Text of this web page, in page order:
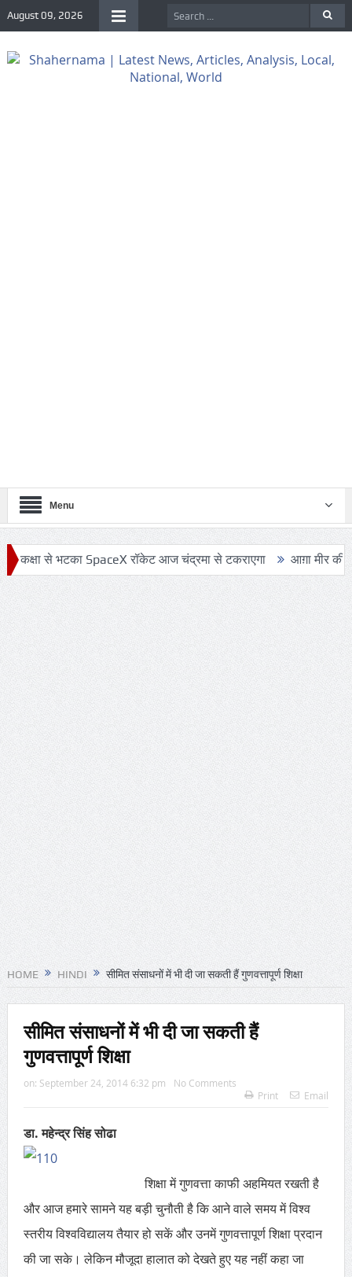
August 09, 2026
Menu
भटका SpaceX रॉकेट आज चंद्रमा से टकराएगा आग़ा मीर की ड्योढ़ी: जहाँ
HOME HINDI सीमित संसाधनों में भी दी जा सकती हैं गुणवत्तापूर्ण शिक्षा
सीमित संसाधनों में भी दी जा सकती हैं
गुणवत्तापूर्ण शिक्षा
on: September 24, 2014 6:32 pm
No Comments
Print
Email
डा. महेन्द्र सिंह सोढा
शिक्षा में गुणवत्ता काफी अहमियत रखती है
और आज हमारे सामने यह बड़ी चुनौती है कि आने वाले समय में विश्व
स्तरीय विश्वविद्यालय तैयार हो सकें और उनमें गुणवत्तापूर्ण शिक्षा प्रदान
की जा सके। लेकिन मौजूदा हालात को देखते हुए यह नहीं कहा जा